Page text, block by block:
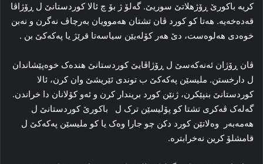
کریه‌ باکورێ ڕۆژهلاتێ سوریێ‌. گه‌لۆ ژ بۆ چ ئالا کوردستانێ ل ڕۆژاڤا
قه‌ده‌خه‌یه‌. هه‌تا کو کورد ڤان تشتان هه‌موویان به‌رچاڤ نه‌گرن و نه‌بن
خوه‌دی هه‌لوه‌ست، دێ هه‌ر کۆله‌یێن سیاسه‌تا قرێژ یا پەكەكێ بن .
ڤان ڕۆژان ئه‌نەکەسێ ل ڕۆژاڤایێ کوردستانێ هنده‌ک خوه‌پێشاندان
ل دارخستن. ملیسێن پەكەكێ ب توندی ئێریشێ وان کرن، ئالا
کوردستانێ بنپێکرن، ژنێن کورد بریندار کرن و ئه‌و کۆلانان دا‌ خراندن.
گه‌له‌ک ڤه‌کری تشتا كو پۆلیسێن ترک ل ‌ باکورێ کوردستانێ ل
ھەمەبەر وەلاتێن كورد دکن چو جارا وه‌ک یا کو ملیسێن پەكەكێ ل
قامشلۆ کرین نه‌خرابتره‌.